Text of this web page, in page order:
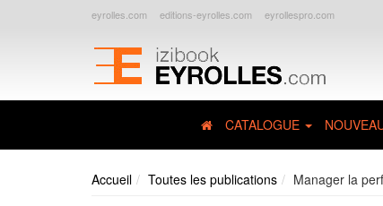
eyrolles.com editions-eyrolles.com eyrollespro.com
CATALOGUE
Accueil Toutes les publications Manager la